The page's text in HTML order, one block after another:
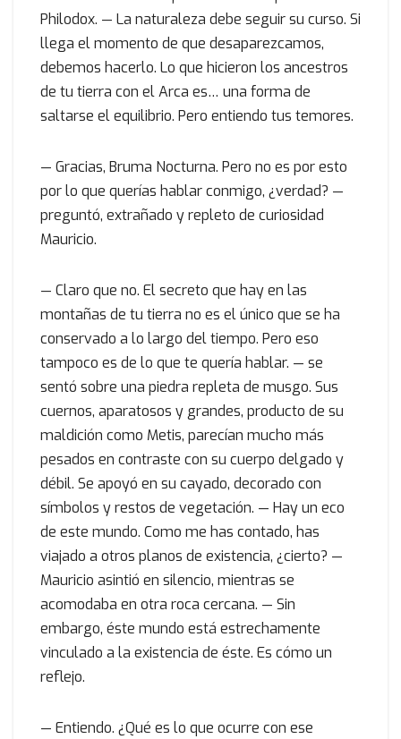
Philodox. — La naturaleza debe seguir su curso. Si
llega el momento de que desaparezcamos,
debemos hacerlo. Lo que hicieron los ancestros
de tu tierra con el Arca es… una forma de
saltarse el equilibrio. Pero entiendo tus temores.
— Gracias, Bruma Nocturna. Pero no es por esto
por lo que querías hablar conmigo, ¿verdad? —
preguntó, extrañado y repleto de curiosidad
Mauricio.
— Claro que no. El secreto que hay en las
montañas de tu tierra no es el único que se ha
conservado a lo largo del tiempo. Pero eso
tampoco es de lo que te quería hablar. — se
sentó sobre una piedra repleta de musgo. Sus
cuernos, aparatosos y grandes, producto de su
maldición como Metis, parecían mucho más
pesados en contraste con su cuerpo delgado y
débil. Se apoyó en su cayado, decorado con
símbolos y restos de vegetación. — Hay un eco
de este mundo. Como me has contado, has
viajado a otros planos de existencia, ¿cierto? —
Mauricio asintió en silencio, mientras se
acomodaba en otra roca cercana. — Sin
embargo, éste mundo está estrechamente
vinculado a la existencia de éste. Es cómo un
reflejo.
— Entiendo. ¿Qué es lo que ocurre con ese